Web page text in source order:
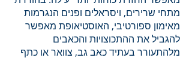
מתחי שרירים, ויסראלים ופנים הנגרמות
מאימון ספורטיבי, האוסטיאופת מאפשר
להגביל את ההתכוצויות והכאבים
מלהתעורר בעתיד כאב גב, צוואר או כתף